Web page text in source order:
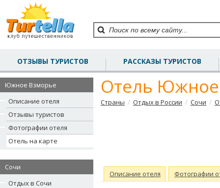
ОТЗЫВЫ ТУРИСТОВ РАССКАЗЫ ТУРИСТОВ
Южное Взморье
Описание отеля
Отзывы туристов
Фотографии отеля
Отель на карте
Сочи
Отдых в Сочи
Отель
Страны / Отдых в России / Сочи /
Описание отеля Фотографии